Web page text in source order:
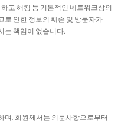
고 해킹 등 기본적인 네트워크상의
로 인한 정보의 훼손 및 방문자가
는 책임이 없습니다.
, 회원께서는 의문사항으로부터